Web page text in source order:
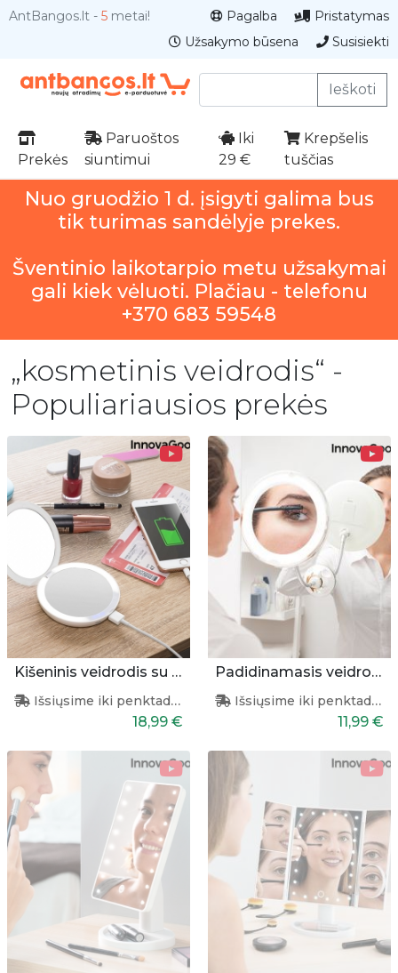
AntBangos.lt - 5 metai! Pagalba
Pristatymas
Užsakymo būsena
Susisiekti
Ieškoti
Prekės
Paruoštos
siuntimui
Iki
29 €
Krepšelis
tuščias
Nuo gruodžio 1 d. įsigyti galima bus
tik turimas sandėlyje prekes.
Šventinio laikotarpio metu užsakymai
gali kiek vėluoti. Plačiau - telefonu
+370 683 59548
„kosmetinis veidrodis“ -
Populiariausios prekės
Kišeninis veidrodis su apšvietimu ir pakrovėju
Išsiųsime iki penktadienio
18,99 €
Padidinamasis veidrodis su apšvietimu
Išsiųsime iki penktadienio
11,99 €